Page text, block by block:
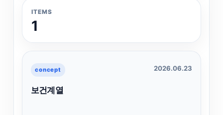
ITEMS
1
concept 2026.06.23
보건계열